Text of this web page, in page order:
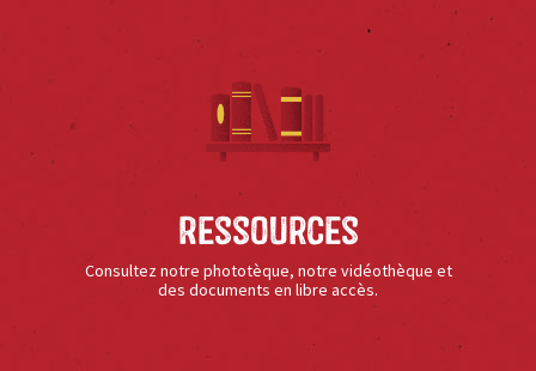
Ressources
Consultez notre phototèque, notre vidéothèque et
des documents en libre accès.